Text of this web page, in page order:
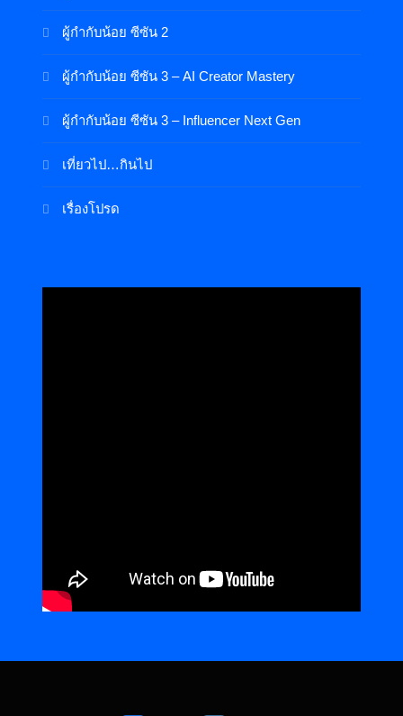
ผู้กำกับน้อย ซีซัน 2
ผู้กำกับน้อย ซีซัน 3 – AI Creator Mastery
ผู้กำกับน้อย ซีซัน 3 – Influencer Next Gen
เที่ยวไป…กินไป
เรื่องโปรด